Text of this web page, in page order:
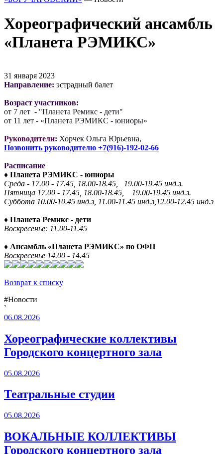
Хореографический ансамбль
«Планета РЭМИКС»
31 января 2023
Направление: эстрадный балет
Возраст участников:
от 7 лет - "Планета Ремикс - дети"
от 11 лет - «Планета РЭМИКС - юниоры»
Руководители: Хорчек Ольга Юрьевна,
Позвонить руководителю +7(916)-192-02-66
Расписание
♦ Планета РЭМИКС - юниоры
Среда - 17.00 - 17.45, 18.00-18.45, 19.00-19.45 инд.з.
Пятница 17.00 - 17.45, 18.00-18.45, 19.00-19.45 инд.з.
Суббота 10.00-10.45 инд.з, 11.00-11.45 инд.з,12.00-12.45 инд.з
♦ Планета Ремикс - дети
Воскресенье: 11.00-11.45
♦ Ансамбль «Планета РЭМИКС» по ОФП
Воскресенье 14.00 - 14.45
Возврат к списку
#Новости
`
06.08.2026
Хореографические коллективы
Городского концертного зала
05.08.2026
Театральные студии
05.08.2026
ВОКАЛЬНЫЕ КОЛЛЕКТИВЫ
Городского концертного зала